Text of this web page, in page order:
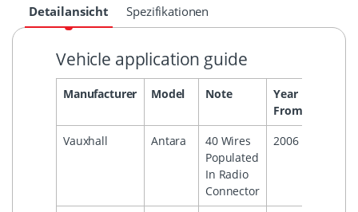
Detailansicht Spezifikationen
Vehicle application guide
Manufacturer Model Note
Year
From
Vauxhall Antara
40 Wires
Populated
In Radio
Connector
2006